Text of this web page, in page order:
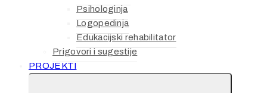
Psihologinja
Logopedinja
Edukacijski rehabilitator
Prigovori i sugestije
PROJEKTI